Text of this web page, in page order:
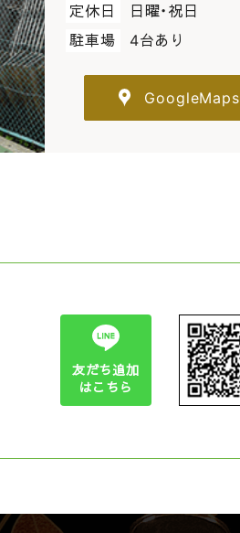
定休日
日曜・祝日
駐車場
4台あり
GoogleMaps
友だち追加
はこちら